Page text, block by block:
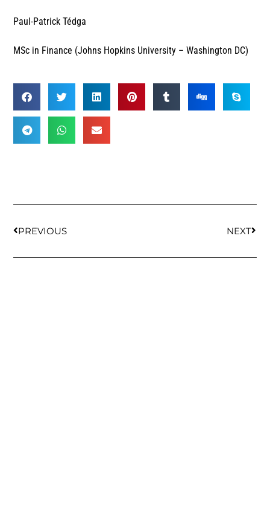
Paul-Patrick Tédga
MSc in Finance (Johns Hopkins University – Washington DC)
PREVIOUS NEXT